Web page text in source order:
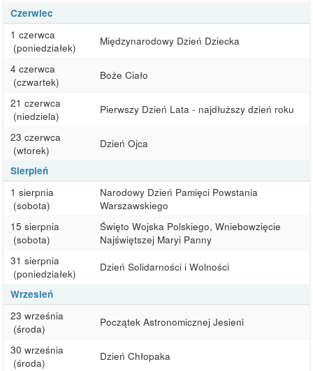
Czerwiec
1 czerwca
(poniedziałek)
Międzynarodowy Dzień Dziecka
4 czerwca
(czwartek)
Boże Ciało
21 czerwca
(niedziela)
Pierwszy Dzień Lata - najdłuższy dzień roku
23 czerwca
(wtorek)
Dzień Ojca
Sierpień
1 sierpnia
(sobota)
Narodowy Dzień Pamięci Powstania
Warszawskiego
15 sierpnia
(sobota)
Święto Wojska Polskiego, Wniebowzięcie
Najświętszej Maryi Panny
31 sierpnia
(poniedziałek)
Dzień Solidarności i Wolności
Wrzesień
23 września
(środa)
Początek Astronomicznej Jesieni
30 września
(środa)
Dzień Chłopaka